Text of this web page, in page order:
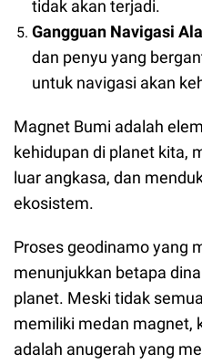
tidak akan terjadi.
Gangguan Navigasi
dan penyu yang
untuk navigasi akan
Magnet Bumi adalah
kehidupan di planet kita,
luar angkasa, dan
ekosistem.
Proses geodinamo yang
menunjukkan betapa
planet. Meski tidak
memiliki medan magnet,
adalah anugerah yang